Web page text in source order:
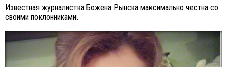
Известная журналистка Божена Рынска максимально честна со
своими поклонниками.